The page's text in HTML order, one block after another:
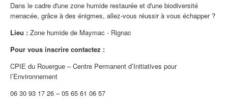
Dans le cadre d'une zone humide restaurée et d'une biodiversité
menacée, grâce à des énigmes, allez-vous réussir à vous échapper ?
Lieu : Zone humide de Maymac - Rignac
Pour vous inscrire contactez :
CPIE du Rouergue – Centre Permanent d’Initiatives pour
l’Environnement
06 30 93 17 26 – 05 65 61 06 57